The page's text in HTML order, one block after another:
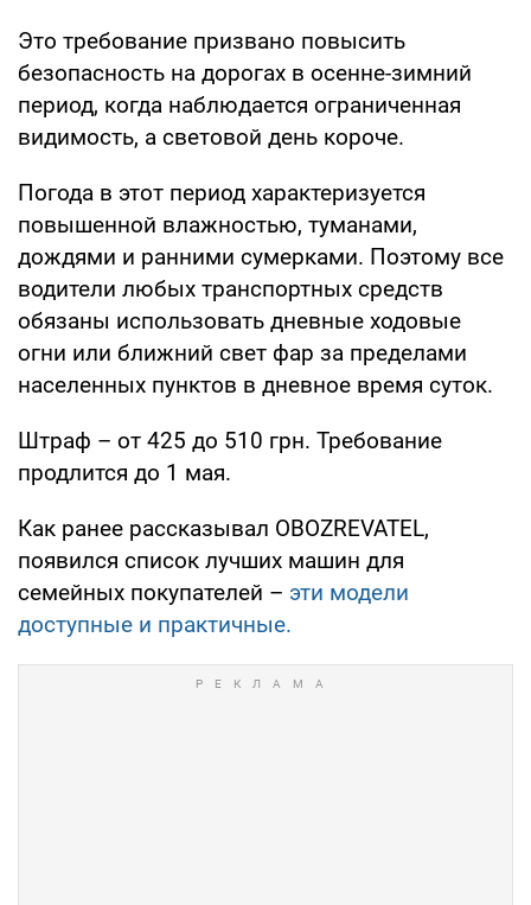
Это требование призвано повысить
безопасность на дорогах в осенне-зимний
период, когда наблюдается ограниченная
видимость, а световой день короче.
Погода в этот период характеризуется
повышенной влажностью, туманами,
дождями и ранними сумерками. Поэтому все
водители любых транспортных средств
обязаны использовать дневные ходовые
огни или ближний свет фар за пределами
населенных пунктов в дневное время суток.
Штраф – от 425 до 510 грн. Требование
продлится до 1 мая.
Как ранее рассказывал OBOZREVATEL,
появился список лучших машин для
семейных покупателей – эти модели
доступные и практичные.